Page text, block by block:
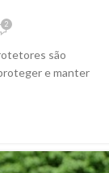
2
são
e manter